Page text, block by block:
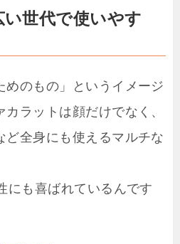
世代で使いやす
めのもの」というイメージ
ラットは顔だけでなく、
ど全身にも使えるマルチな
にも喜ばれているんです